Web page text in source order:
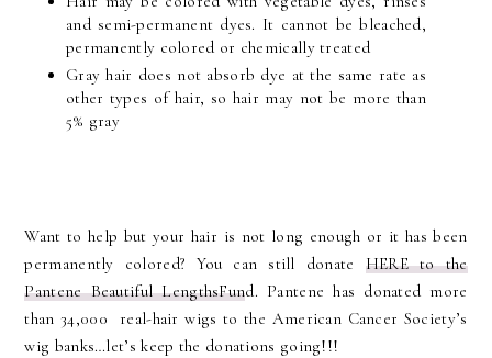
and semi-permanent dyes. It cannot be bleached,
permanently colored or chemically treated
Gray hair does not absorb dye at the same rate as
other types of hair, so hair may not be more than
5% gray
Want to help but your hair is not long enough or it has been
permanently colored? You can still donate HERE to the
Pantene Beautiful LengthsFund. Pantene has donated more
than 34,000
real-hair wigs to the American Cancer Society’s
wig banks…let’s keep the donations going!!!